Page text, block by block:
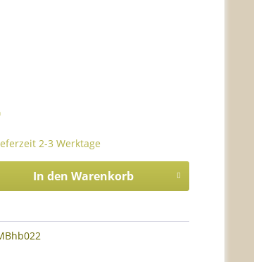
2-3 Werktage
In den Warenkorb